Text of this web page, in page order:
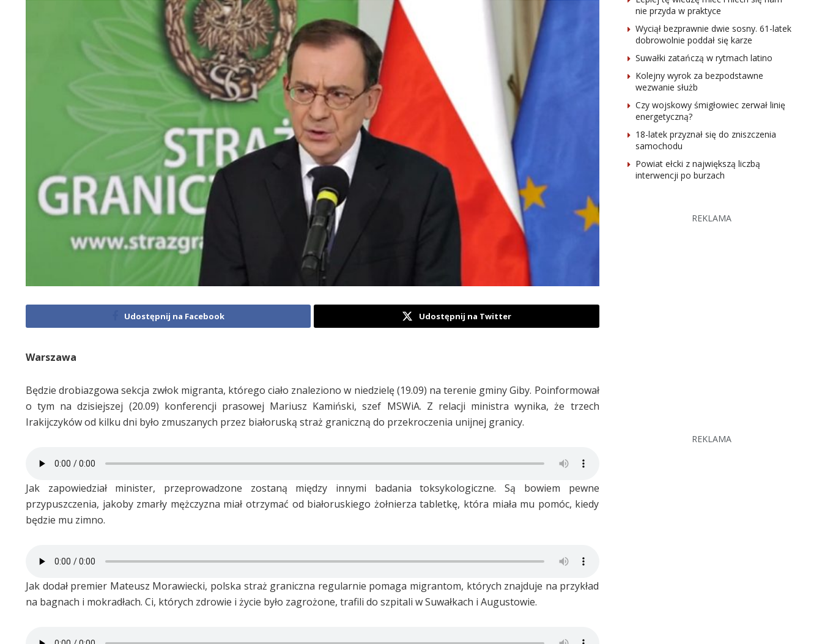
Udostępnij na Facebook Udostępnij na Twitter
Warszawa
Będzie drobiazgowa sekcja zwłok migranta, którego ciało znaleziono w niedzielę (19.09) na terenie gminy Giby. Poinformował
o tym na dzisiejszej (20.09) konferencji prasowej Mariusz Kamiński, szef MSWiA. Z relacji ministra wynika, że trzech
Irakijczyków od kilku dni było zmuszanych przez białoruską straż graniczną do przekroczenia unijnej granicy.
Jak zapowiedział minister, przeprowadzone zostaną między innymi badania toksykologiczne. Są bowiem pewne
przypuszczenia, jakoby zmarły mężczyzna miał otrzymać od białoruskiego żołnierza tabletkę, która miała mu pomóc, kiedy
będzie mu zimno.
Jak dodał premier Mateusz Morawiecki, polska straż graniczna regularnie pomaga migrantom, których znajduje na przykład
na bagnach i mokradłach. Ci, których zdrowie i życie było zagrożone, trafili do szpitali w Suwałkach i Augustowie.
nie przyda w praktyce
Wyciął bezprawnie dwie sosny. 61-latek
dobrowolnie poddał się karze
Suwałki zatańczą w rytmach latino
Kolejny wyrok za bezpodstawne
wezwanie służb
Czy wojskowy śmigłowiec zerwał linię
energetyczną?
18-latek przyznał się do zniszczenia
samochodu
Powiat ełcki z największą liczbą
interwencji po burzach
REKLAMA
REKLAMA